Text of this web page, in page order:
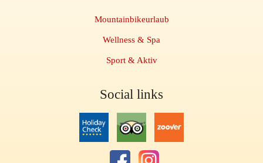
Mountainbikeurlaub
Wellness & Spa
Sport & Aktiv
Social links